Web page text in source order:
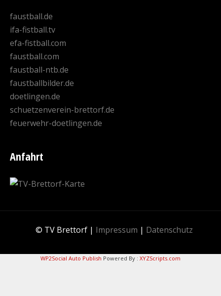
faustball.de
ifa-fistball.tv
efa-fistball.com
faustball.com
faustball-ntb.de
faustballbilder.de
doetlingen.de
schuetzenverein-brettorf.de
feuerwehr-doetlingen.de
Anfahrt
© TV Brettorf | Impressum | Datenschutz
WP2Social Auto Publish Powered By : XYZScripts.com